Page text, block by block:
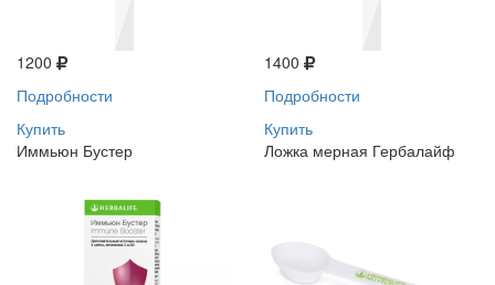
1200
Подробности
Купить
1400
Подробности
Купить
Иммьюн Бустер
Ложка мерная Гербалайф